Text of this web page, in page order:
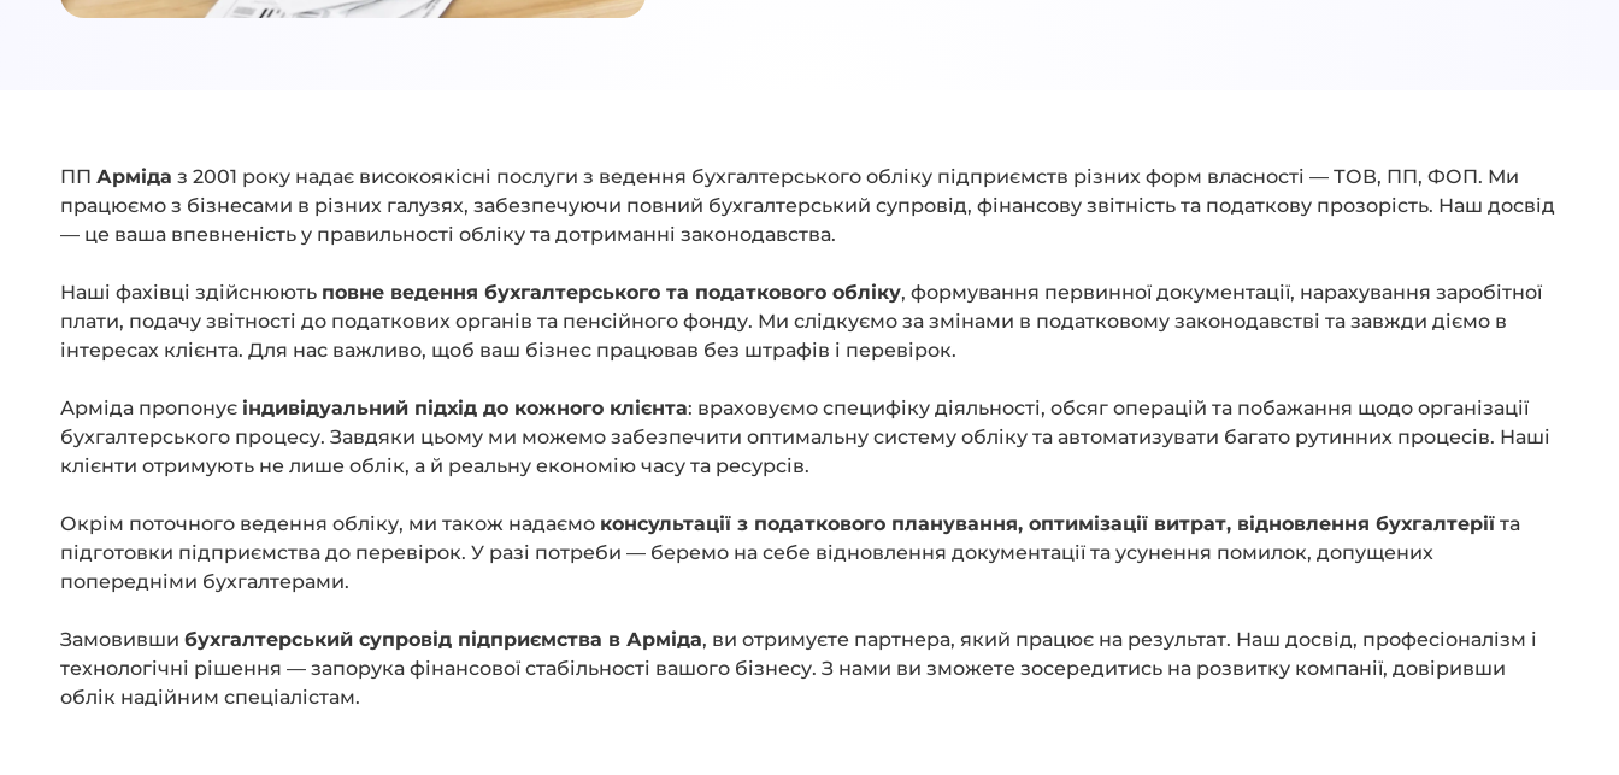
ППАрміда з 2001 року надає високоякісні послуги з ведення бухгалтерського обліку підприємств різних форм власності — ТОВ, ПП, ФОП. Ми
працюємо з бізнесами в різних галузях, забезпечуючи повний бухгалтерський супровід, фінансову звітність та податкову прозорість. Наш досвід
— це ваша впевненість у правильності обліку та дотриманні законодавства.
Наші фахівці здійснюють повне ведення бухгалтерського та податкового обліку, формування первинної документації, нарахування заробітної
плати, подачу звітності до податкових органів та пенсійного фонду. Ми слідкуємо за змінами в податковому законодавстві та завжди діємо в
інтересах клієнта. Для нас важливо, щоб ваш бізнес працював без штрафів і перевірок.
Арміда пропонує індивідуальний підхід до кожного клієнта: враховуємо специфіку діяльності, обсяг операцій та побажання щодо організації
бухгалтерського процесу. Завдяки цьому ми можемо забезпечити оптимальну систему обліку та автоматизувати багато рутинних процесів. Наші
клієнти отримують не лише облік, а й реальну економію часу та ресурсів.
Окрім поточного ведення обліку, ми також надаємо консультації з податкового планування, оптимізації витрат, відновлення бухгалтерії та
підготовки підприємства до перевірок. У разі потреби — беремо на себе відновлення документації та усунення помилок, допущених
попередніми бухгалтерами.
Замовившибухгалтерський супровід підприємства в Арміда, ви отримуєте партнера, який працює на результат. Наш досвід, професіоналізм і
технологічні рішення — запорука фінансової стабільності вашого бізнесу. З нами ви зможете зосередитись на розвитку компанії, довіривши
облік надійним спеціалістам.